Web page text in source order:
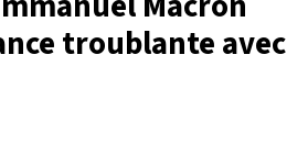
troublante avec